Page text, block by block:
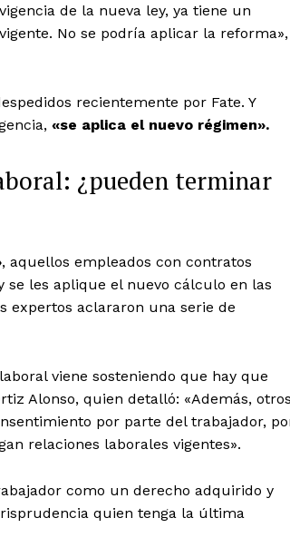
de la nueva ley, ya tiene un
No se podría aplicar la reforma»,
recientemente por Fate. Y
«se aplica el nuevo régimen».
¿pueden terminar
, aquellos empleados con contratos
se les aplique el nuevo cálculo en las
expertos aclararon una serie de
viene sosteniendo que hay que
Alonso, quien detalló: «Además,
por parte del trabajador,
relaciones laborales vigentes».
como un derecho adquirido y
quien tenga la última